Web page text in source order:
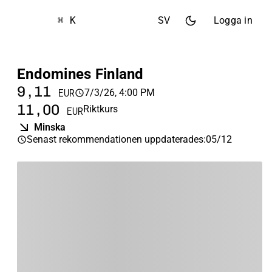
⌘ K SV Logga in
Endomines Finland
9,11 EUR 7/3/26, 4:00 PM
11,00 EURRiktkurs
Minska
Senast rekommendationen uppdaterades:05/12